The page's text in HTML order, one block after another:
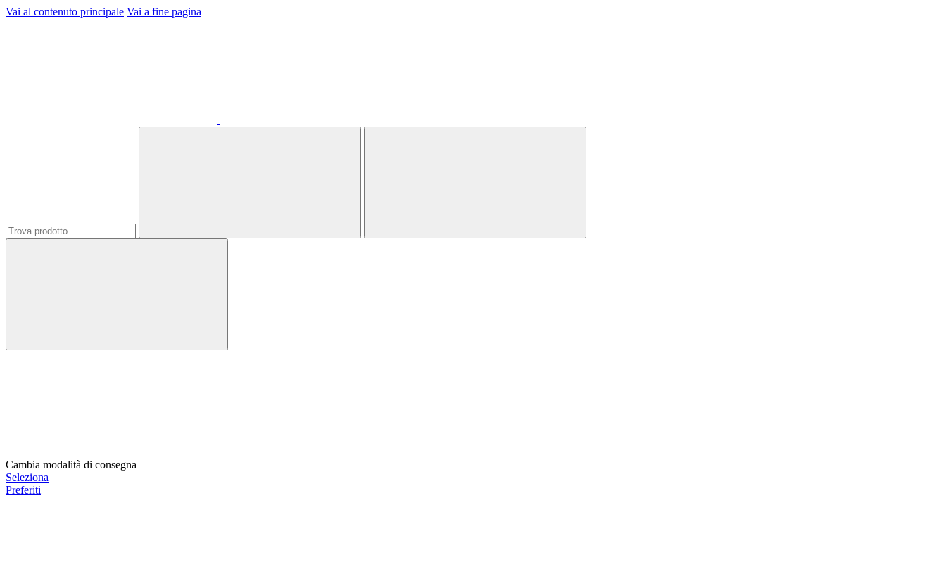
Vai al contenuto principale Vai a fine pagina
Cambia modalità di consegna
Seleziona
Preferiti